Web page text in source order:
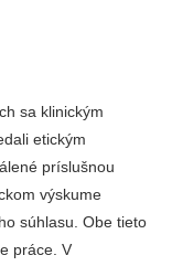
sa klinickým
etickým
príslušnou
výskume
súhlasu. Obe tieto
práce. V